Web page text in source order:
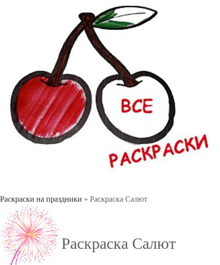
Раскраски на праздники » Раскраска Салют
Раскраска Салют